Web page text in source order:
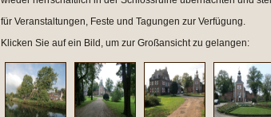
für Veranstaltungen, Feste und Tagungen zur Verfügung.
Klicken Sie auf ein Bild, um zur Großansicht zu gelangen: